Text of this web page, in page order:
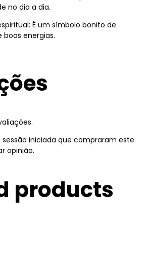
no dia a dia.
É um símbolo bonito de
boas energias.
iniciada que compraram este
opinião.
products